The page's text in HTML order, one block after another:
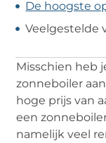
De hoogste
Veelgestelde
Misschien heb
zonneboiler
hoge prijs van
een
namelijk veel